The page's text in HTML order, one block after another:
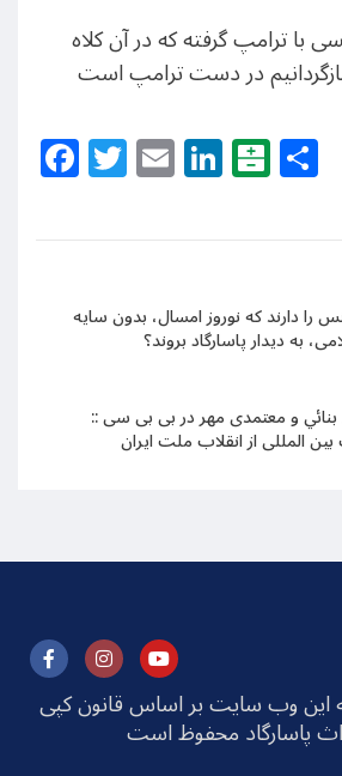
با ترامپ گرفته که در آن کلاه
در دست ترامپ است
Facebook
Twitter
Email
را دارند که نوروز امسال، بدون سایه
به دیدار پاسارگاد بروند؟
و معتمدی مهر در بی بی سی ::
المللی از انقلاب ملت ایران
این وب سایت بر اساس قانون کپی
پاسارگاد محفوظ است